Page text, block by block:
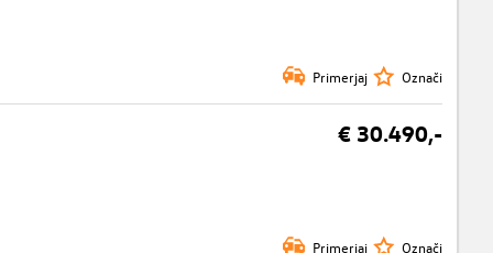
Primerjaj Označi
€ 30.490,-
Primerjaj Označi